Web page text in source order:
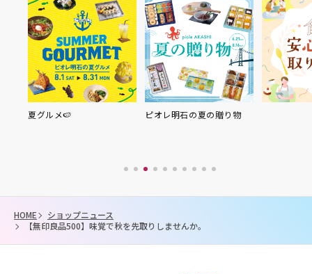
夏グルメ🍉 ピオレ明石の夏の贈り物
HOME
ショップニュース
【無印良品500】味覚で秋を先取りしませんか。